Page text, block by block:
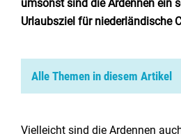
Frankreich
Nachrichten / Blog
umsonst sind die Ardennen ein
Urlaubsziel für niederländische
Alle Themen in diesem Artikel
Die Natur in den Ardennen
Vielleicht sind die Ardennen